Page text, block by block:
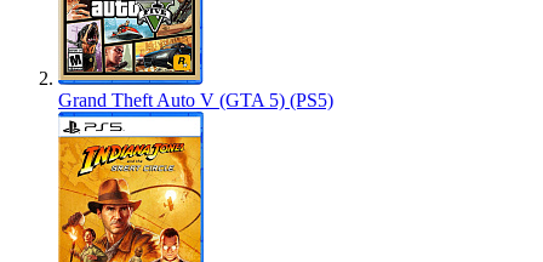
Grand Theft Auto V (GTA 5) (PS5)